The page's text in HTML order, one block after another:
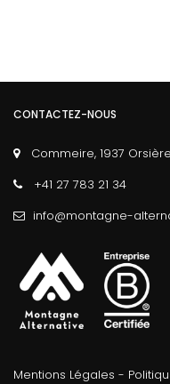
CONTACTEZ-NOUS
Commeire, 1937
+41 27 783 21 34
info@montagne-
Mentions Légales -